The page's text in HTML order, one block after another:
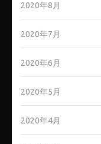
2020年8月
2020年7月
2020年6月
2020年5月
2020年4月